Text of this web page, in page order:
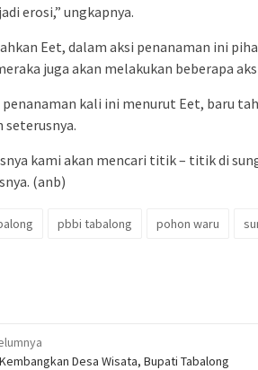
erosi,” ungkapnya.
Eet, dalam aksi penanaman ini
juga akan melakukan beberapa
penanaman kali ini menurut Eet, baru
seterusnya.
kami akan mencari titik – titik di
(anb)
pbbi tabalong pohon waru
Desa Wisata, Bupati Tabalong